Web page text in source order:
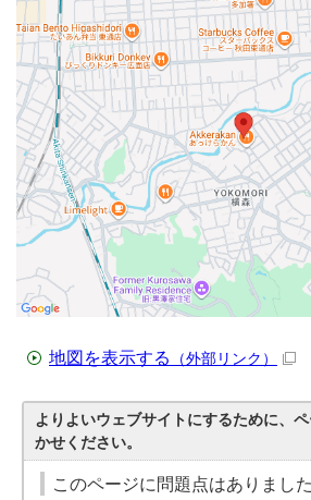
地図を表示する （外部リンク）
よりよいウェブサイトにするために、
かせください。
このページに問題点はありまし